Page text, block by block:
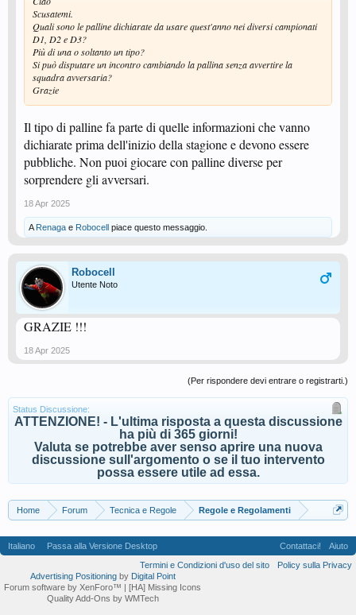
Scusatemi.
Quali sono le palline dichiarate da usare quest'anno nei diversi campionati
D1, D2 e D3?
Più di una o soltanto un tipo?
Si può disputare un incontro cambiando la pallina senza avvertire la
squadra avversaria?
Grazie
Il tipo di palline fa parte di quelle informazioni che vanno
dichiarate prima dell'inizio della stagione e devono essere
pubbliche. Non puoi giocare con palline diverse per
sorprendere gli avversari.
18 Apr 2025
A Renaga e Robocell piace questo messaggio.
Robocell
Utente Noto
GRAZIE !!!
18 Apr 2025
(Per rispondere devi entrare o registrarti.)
Status Discussione:
ATTENZIONE! - L'ultima risposta a questa discussione
ha più di 365 giorni!
Valuta se potrebbe aver senso aprire una nuova
discussione sull'argomento o se il tuo intervento
possa essere utile ad essa.
Home Forum Tecnica e Regole Regole e Regolamenti
Italiano Passa alla Versione Desktop Contattaci!
Aiuto
Termini e Condizioni d'uso del sito
Policy sulla Privacy
Advertising Positioningby Digital Point
Forum software by XenForo™ | [HA] Missing Icons
Quality Add-Ons by WMTech